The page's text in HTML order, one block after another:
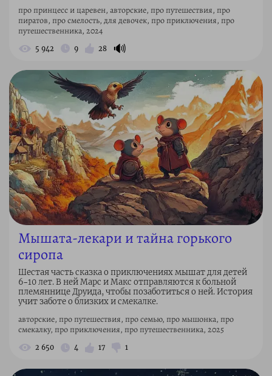
про принцесс и царевен, авторские, про путешествия, про
пиратов, про смелость, для девочек, про приключения, про
путешественника, 2024
5 942 9 28 🔊
Мышата-лекари и тайна горького
сиропа
Шестая часть сказка о приключениях мышат для детей
6–10 лет. В ней Марс и Макс отправляются к больной
племяннице Друида, чтобы позаботиться о ней. История
учит заботе о близких и смекалке.
авторские, про путешествия, про семью, про мышонка, про
смекалку, про приключения, про путешественника, 2025
2 650 4 17 1